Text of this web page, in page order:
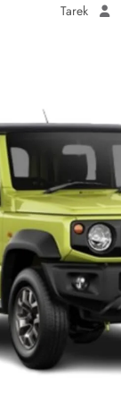
Tarek